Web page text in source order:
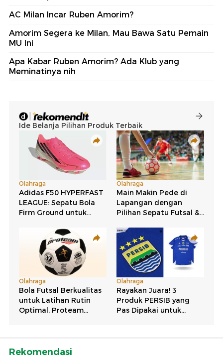
AC Milan Incar Ruben Amorim?
Amorim Segera ke Milan, Mau Bawa Satu Pemain
MU Ini
Apa Kabar Ruben Amorim? Ada Klub yang
Meminatinya nih
Rekomendasi